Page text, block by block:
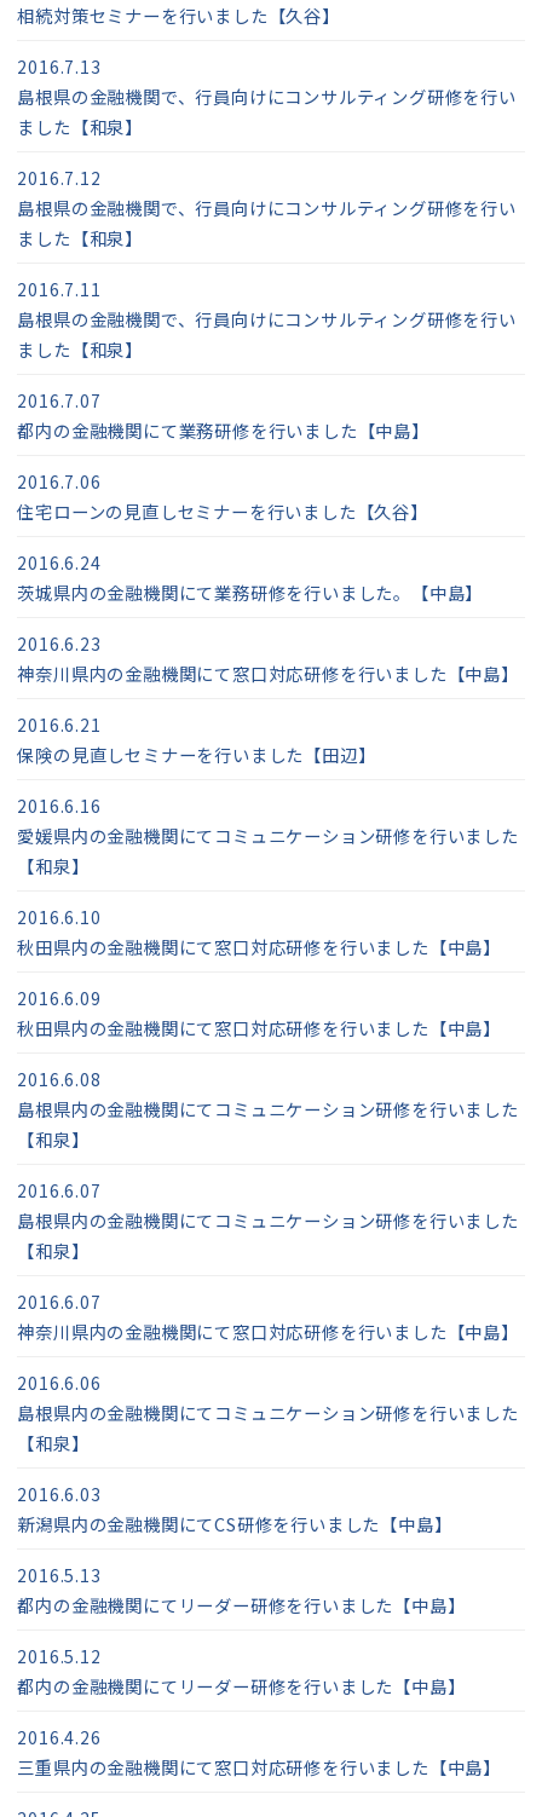
相続対策セミナーを行いました【久谷】
島根県の金融機関で、行員向けにコンサルティング研修を行い
ました【和泉】
2016.7.13
島根県の金融機関で、行員向けにコンサルティング研修を行い
ました【和泉】
2016.7.12
島根県の金融機関で、行員向けにコンサルティング研修を行い
ました【和泉】
2016.7.11
都内の金融機関にて業務研修を行いました【中島】
2016.7.07
住宅ローンの見直しセミナーを行いました【久谷】
2016.7.06
茨城県内の金融機関にて業務研修を行いました。【中島】
2016.6.24
神奈川県内の金融機関にて窓口対応研修を行いました【中島】
2016.6.23
保険の見直しセミナーを行いました【田辺】
2016.6.21
愛媛県内の金融機関にてコミュニケーション研修を行いました
【和泉】
2016.6.16
秋田県内の金融機関にて窓口対応研修を行いました【中島】
2016.6.10
秋田県内の金融機関にて窓口対応研修を行いました【中島】
2016.6.09
島根県内の金融機関にてコミュニケーション研修を行いました
【和泉】
2016.6.08
島根県内の金融機関にてコミュニケーション研修を行いました
【和泉】
2016.6.07
神奈川県内の金融機関にて窓口対応研修を行いました【中島】
2016.6.07
島根県内の金融機関にてコミュニケーション研修を行いました
【和泉】
2016.6.06
新潟県内の金融機関にてCS研修を行いました【中島】
2016.6.03
都内の金融機関にてリーダー研修を行いました【中島】
2016.5.13
都内の金融機関にてリーダー研修を行いました【中島】
2016.5.12
三重県内の金融機関にて窓口対応研修を行いました【中島】
2016.4.26